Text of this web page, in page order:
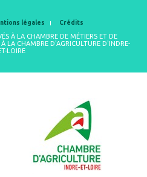
légales Crédits
À LA CHAMBRE DE MÉTIERS ET DE
LA CHAMBRE D'AGRICULTURE D'INDRE-
LOIRE